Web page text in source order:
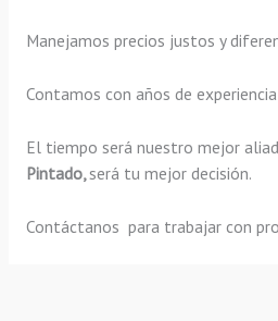
Manejamos precios justos y
Contamos con años de
El tiempo será nuestro mejor
Pintado, será tu mejor decisión.
Contáctanos para trabajar con